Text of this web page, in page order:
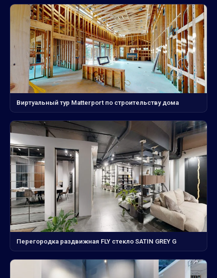
Виртуальный тур Matterport по строительству дома
Перегородка раздвижная FLY стекло SATIN GREY G